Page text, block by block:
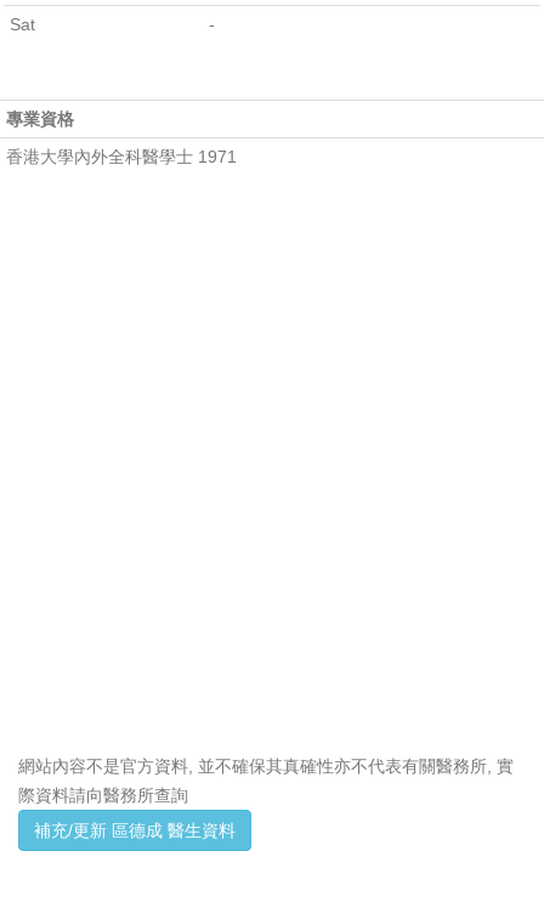
Sat
-
專業資格
香港大學內外全科醫學士 1971
網站內容不是官方資料, 並不確保其真確性亦不代表有關醫務所, 實
際資料請向醫務所查詢
補充/更新 區德成 醫生資料